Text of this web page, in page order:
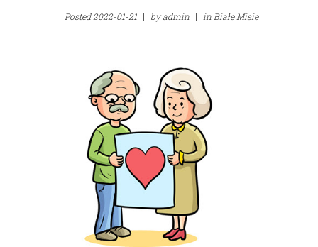
Posted2022-01-21 | byadmin | inBiałe Misie